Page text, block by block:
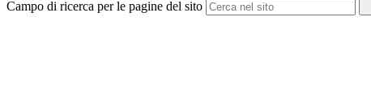
Campo di ricerca per le pagine del sito